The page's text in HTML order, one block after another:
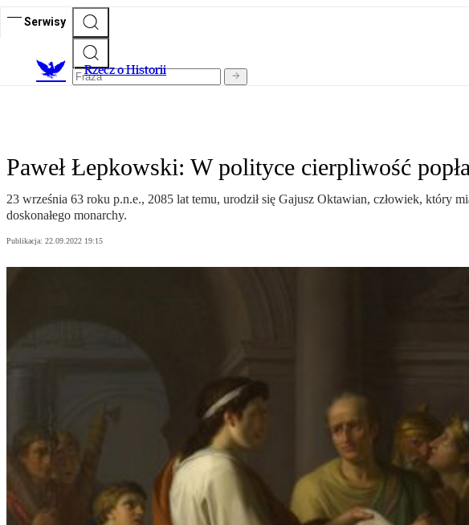
Serwisy
Rzecz o Historii
Paweł Łepkowski: W polityce cierpliwość
23 września 63 roku p.n.e., 2085 lat temu, urodził się Gajusz Oktawian, człowiek, który
doskonałego monarchy.
Publikacja: 22.09.2022 19:15